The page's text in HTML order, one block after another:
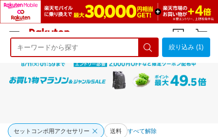
ようこそ 楽天市場へ ログイン
絞り込み (1)
セットコンポ用アクセサリー 送料 すべて解除